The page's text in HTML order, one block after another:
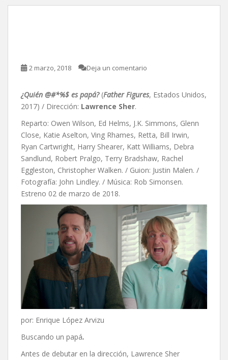
2 marzo, 2018 Deja un comentario
¿Quién @#*%$ es papá? (Father Figures, Estados Unidos,
2017) / Dirección: Lawrence Sher.
Reparto: Owen Wilson, Ed Helms, J.K. Simmons, Glenn
Close, Katie Aselton, Ving Rhames, Retta, Bill Irwin,
Ryan Cartwright, Harry Shearer, Katt Williams, Debra
Sandlund, Robert Pralgo, Terry Bradshaw, Rachel
Eggleston, Christopher Walken. / Guion: Justin Malen. /
Fotografía: John Lindley. / Música: Rob Simonsen.
Estreno 02 de marzo de 2018.
por: Enrique López Arvizu
Buscando un papá.
Antes de debutar en la dirección, Lawrence Sher